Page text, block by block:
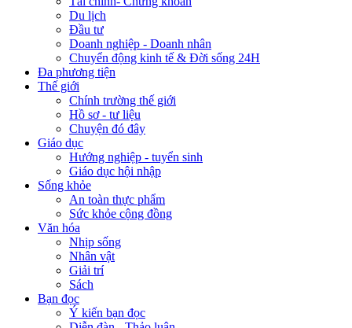
Du lịch
Đầu tư
Doanh nghiệp - Doanh nhân
Chuyển động kinh tế & Đời sống 24H
Đa phương tiện
Thế giới
Chính trường thế giới
Hồ sơ - tư liệu
Chuyện đó đây
Giáo dục
Hướng nghiệp - tuyển sinh
Giáo dục hội nhập
Sống khỏe
An toàn thực phẩm
Sức khỏe cộng đồng
Văn hóa
Nhịp sống
Nhân vật
Giải trí
Sách
Bạn đọc
Ý kiến bạn đọc